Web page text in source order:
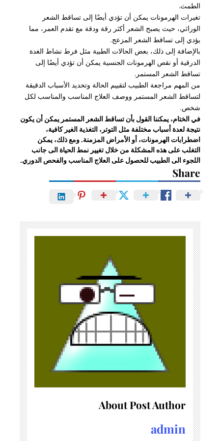
الطمث.
تغيرات الهرمونات يمكن أن تؤدي أيضًا إلى تساقط الشعر
الوراثي، حيث يصبح الشعر أكثر رقة ودقة مع تقدم العمر، مما
يؤدي إلى تساقط الشعر المزعج.
بالإضافة إلى ذلك، بعض الحالات الطبية مثل فرط نشاط الغدة
الدرقية أو نقص الهرمونات الجنسية يمكن أن تؤدي أيضًا إلى
تساقط الشعر المستمر.
من المهم مراجعة الطبيب لتقييم الحالة وتحديد الأسباب الدقيقة
لتساقط الشعر المستمر ووصف العلاج المناسب والمناسب لكل
شخص.
في الختام، يمكننا القول بأن تساقط الشعر المستمر يمكن أن يكون
نتيجة لعدة أسباب مختلفة مثل التوتر، التغذية الغير كافية،
اضطرابات الهرمونات، أو الأمراض المزمنة. ومع ذلك، يمكن
التغلب على هذه المشكلة من خلال تغيير نمط الحياة الى جانب
اللجوء الى الطبيب للحصول على العلاج المناسب والفحص الدوري.
Share
About Post Author
admin